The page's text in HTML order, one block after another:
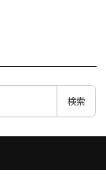
検索